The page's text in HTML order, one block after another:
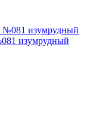
изумрудный